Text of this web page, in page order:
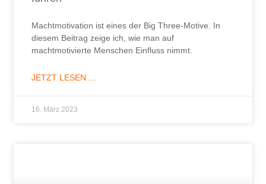
Machtmotivation ist eines der Big Three-Motive. In
diesem Beitrag zeige ich, wie man auf
machtmotivierte Menschen Einfluss nimmt.
JETZT LESEN ...
16. März 2023